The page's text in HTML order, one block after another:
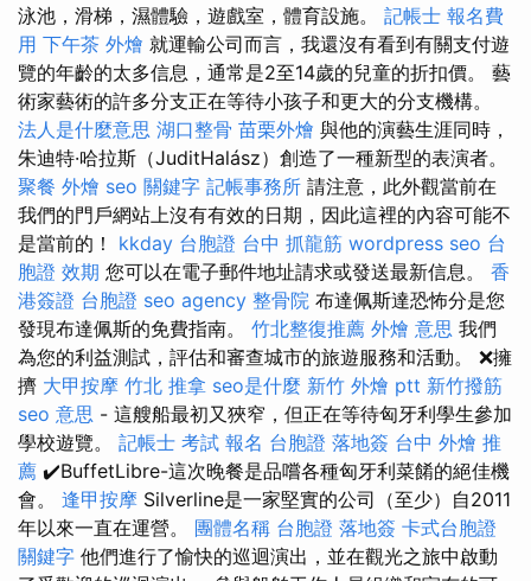
泳池，滑梯，濕體驗，遊戲室，體育設施。 記帳士 報名費
用 下午茶 外燴 就運輸公司而言，我還沒有看到有關支付遊
覽的年齡的太多信息，通常是2至14歲的兒童的折扣價。 藝
術家藝術的許多分支正在等待小孩子和更大的分支機構。
法人是什麼意思 湖口整骨 苗栗外燴 與他的演藝生涯同時，
朱迪特·哈拉斯（JuditHalász）創造了一種新型的表演者。
聚餐 外燴 seo 關鍵字 記帳事務所 請注意，此外觀當前在
我們的門戶網站上沒有有效的日期，因此這裡的內容可能不
是當前的！ kkday 台胞證 台中 抓龍筋 wordpress seo 台
胞證 效期 您可以在電子郵件地址請求或發送最新信息。 香
港簽證 台胞證 seo agency 整骨院 布達佩斯達恐怖分是您
發現布達佩斯的免費指南。 竹北整復推薦 外燴 意思 我們
為您的利益測試，評估和審查城市的旅遊服務和活動。 ❌擁
擠 大甲按摩 竹北 推拿 seo是什麼 新竹 外燴 ptt 新竹撥筋
seo 意思 - 這艘船最初又狹窄，但正在等待匈牙利學生參加
學校遊覽。 記帳士 考試 報名 台胞證 落地簽 台中 外燴 推
薦 ✔️BuffetLibre-這次晚餐是品嚐各種匈牙利菜餚的絕佳機
會。 逢甲按摩 Silverline是一家堅實的公司（至少）自2011
年以來一直在運營。 團體名稱 台胞證 落地簽 卡式台胞證
關鍵字 他們進行了愉快的巡迴演出，並在觀光之旅中啟動